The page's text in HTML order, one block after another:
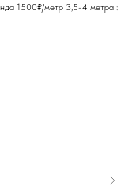
1500₽/метр 3,5-4 метра :